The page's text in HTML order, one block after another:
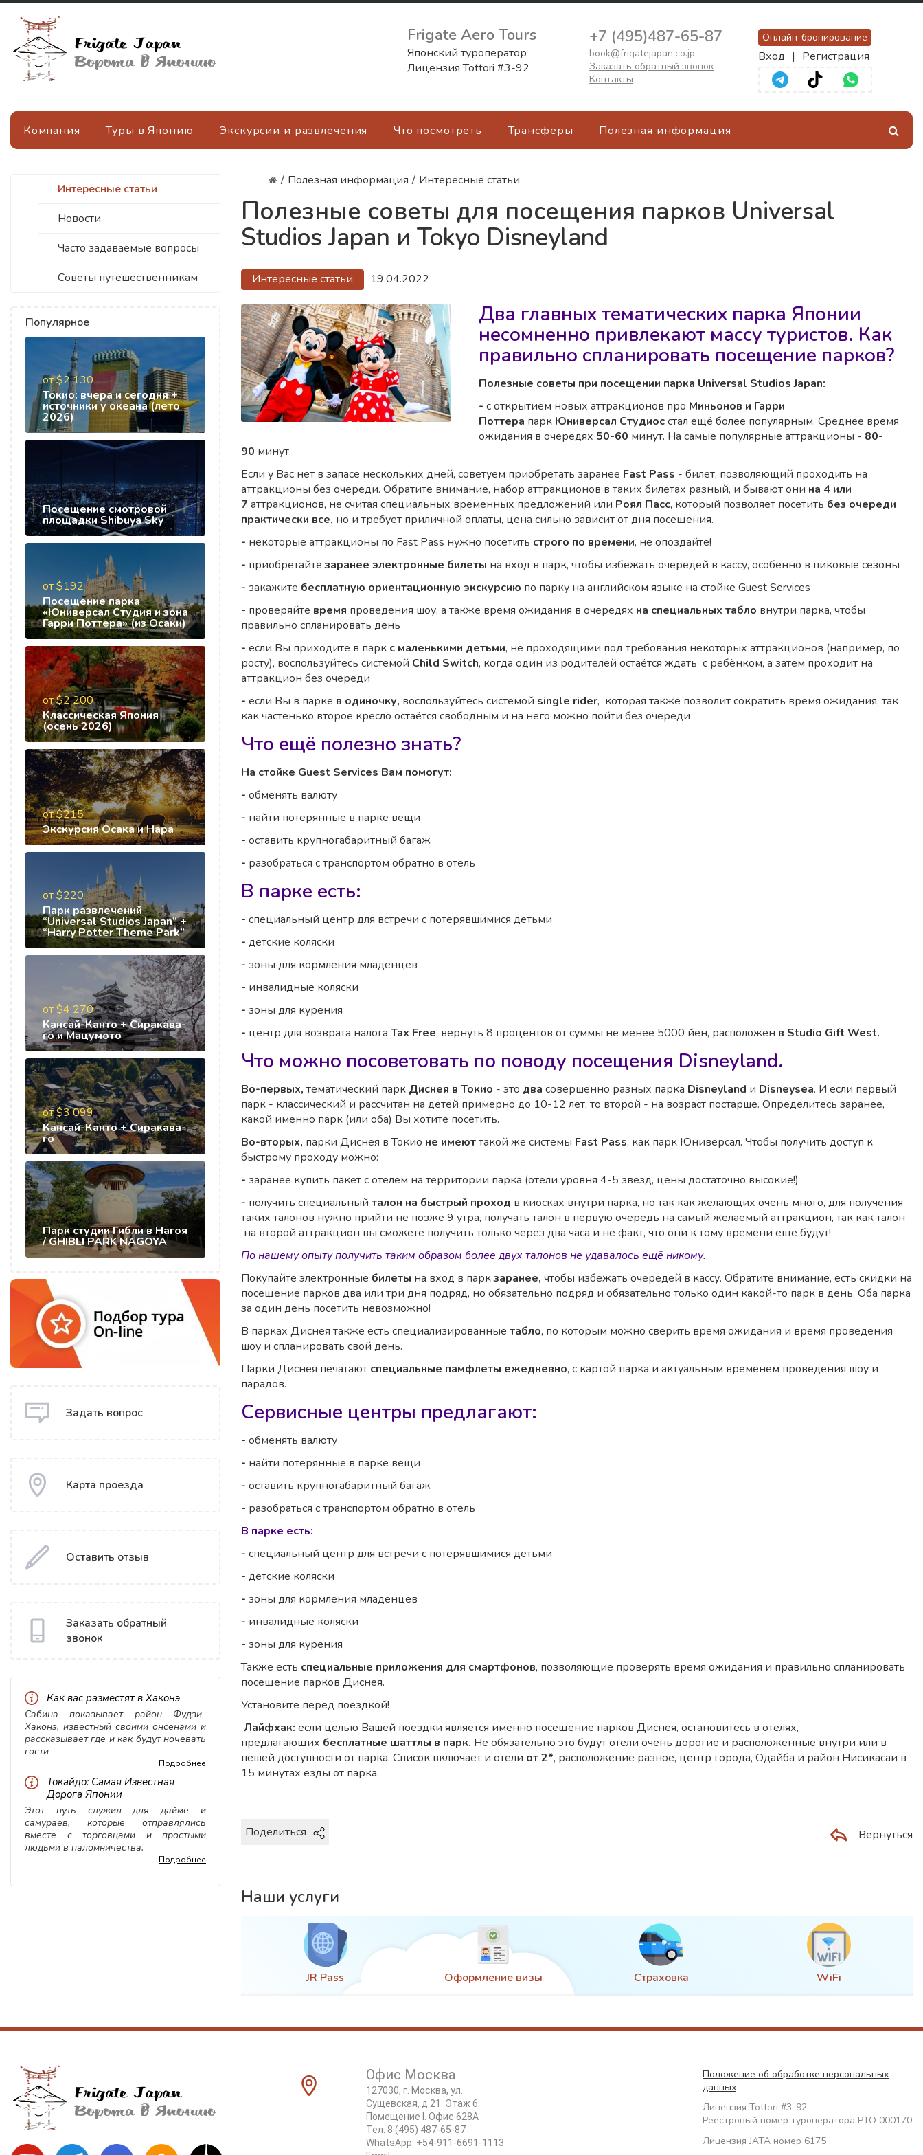
Frigate Aero Tours
Японский туроператор
Лицензия Tottori #3-92
+7 (495)487-65-87
book@frigatejapan.co.jp
Заказать обратный звонок
Контакты
Онлайн-бронирование
Вход | Регистрация
Компания Туры в Японию Экскурсии и развлечения Что посмотреть Трансферы Полезная информация
/ Полезная информация / Интересные статьи
Полезные советы для посещения парков Universal
Studios Japan и Tokyo Disneyland
Интересные статьи
Новости
Часто задаваемые вопросы
Советы путешественникам
Популярное
от $2 130
Токио: вчера и сегодня +
источники у океана (лето
2026)
Посещение смотровой
площадки Shibuya Sky
от $192
Посещение парка
«Юниверсал Студия и зона
Гарри Поттера» (из Осаки)
от $2 200
Классическая Япония
(осень 2026)
от $215
Экскурсия Осака и Нара
от $220
Парк развлечений
“Universal Studios Japan” +
“Harry Potter Theme Park”
от $4 270
Кансай-Канто + Сиракава-
го и Мацумото
от $3 099
Кансай-Канто + Сиракава-
го
Парк студии Гибли в Нагоя
/ GHIBLI PARK NAGOYA
Задать вопрос
Карта проезда
Оставить отзыв
Заказать обратный
звонок
Как вас разместят в Хаконэ
Сабина показывает район Фудзи-
Хаконэ, известный своими онсенами и
рассказывает где и как будут ночевать
гости
Подробнее
Токайдо: Самая Известная
Дорога Японии
Этот путь служил для даймё и
самураев, которые отправлялись
вместе с торговцами и простыми
людьми в паломничества.
Подробнее
Интересные статьи 19.04.2022
Два главных тематических парка Японии
несомненно привлекают массу туристов. Как
правильно спланировать посещение парков?
Полезные советы при посещении парка Universal Studios Japan:
- с открытием новых аттракционов про Миньонов и Гарри
Поттера парк Юниверсал Студиосстал ещё более популярным. Среднее время
ожидания в очередях 50-60 минут. На самые популярные аттракционы - 80-
90 минут.
Если у Вас нет в запасе нескольких дней, советуем приобретать заранее Fast Pass - билет, позволяющий проходить на
аттракционы без очереди. Обратите внимание, набор аттракционов в таких билетах разный, и бывают они на 4 или
7 аттракционов, не считая специальных временных предложений или Роял Пасс, который позволяет посетить без очереди
практически все, но и требует приличной оплаты, цена сильно зависит от дня посещения.
- некоторые аттракционы по Fast Pass нужно посетить строго по времени, не опоздайте!
- приобретайтезаранее электронные билеты на вход в парк, чтобы избежать очередей в кассу, особенно в пиковые сезоны
- закажите бесплатную ориентационную экскурсию по парку на английском языке на стойке Guest Services
- проверяйте время проведения шоу, а также время ожидания в очередях на специальных табло внутри парка, чтобы
правильно спланировать день
- если Вы приходите в парк с маленькими детьми, не проходящими под требования некоторых аттракционов (например, по
росту), воспользуйтесь системой Child Switch, когда один из родителей остаётся ждать с ребёнком, а затем проходит на
аттракцион без очереди
- если Вы в парке в одиночку, воспользуйтесь системой single rider, которая также позволит сократить время ожидания, так
как частенько второе кресло остаётся свободным и на него можно пойти без очереди
Что ещё полезно знать?
На стойке Guest Services Вам помогут:
- обменять валюту
- найти потерянные в парке вещи
- оставить крупногабаритный багаж
- разобраться с транспортом обратно в отель
В парке есть:
- специальный центр для встречи с потерявшимися детьми
- детские коляски
- зоны для кормления младенцев
- инвалидные коляски
- зоны для курения
- центр для возврата налога Tax Free, вернуть 8 процентов от суммы не менее 5000 йен, расположен в Studio Gift West.
Что можно посоветовать по поводу посещения Disneyland.
Во-первых, тематический парк Диснея в Токио - это два совершенно разных парка Disneyland и Disneysea. И если первый
парк - классический и рассчитан на детей примерно до 10-12 лет, то второй - на возраст постарше. Определитесь заранее,
какой именно парк (или оба) Вы хотите посетить.
Во-вторых, парки Диснея в Токио не имеюттакой же системы Fast Pass, как парк Юниверсал. Чтобы получить доступ к
быстрому проходу можно:
- заранее купить пакет с отелем на территории парка (отели уровня 4-5 звёзд, цены достаточно высокие!)
- получить специальный талон на быстрый проход в киосках внутри парка, но так как желающих очень много, для получения
таких талонов нужно прийти не позже 9 утра, получать талон в первую очередь на самый желаемый аттракцион, так как талон
на второй аттракцион вы сможете получить только через два часа и не факт, что они к тому времени ещё будут!
По нашему опыту получить таким образом более двух талонов не удавалось ещё никому.
Покупайте электронные билеты на вход в паркзаранее, чтобы избежать очередей в кассу. Обратите внимание, есть скидки на
посещение парков два или три дня подряд, но обязательно подряд и обязательно только один какой-то парк в день. Оба парка
за один день посетить невозможно!
В парках Диснея также есть специализированные табло, по которым можно сверить время ожидания и время проведения
шоу и спланировать свой день.
Парки Диснея печатают специальные памфлеты ежедневно, с картой парка и актуальным временем проведения шоу и
парадов.
Сервисные центры предлагают:
- обменять валюту
- найти потерянные в парке вещи
- оставить крупногабаритный багаж
- разобраться с транспортом обратно в отель
В парке есть:
- специальный центр для встречи с потерявшимися детьми
- детские коляски
- зоны для кормления младенцев
- инвалидные коляски
- зоны для курения
Также есть специальные приложения для смартфонов, позволяющие проверять время ожидания и правильно спланировать
посещение парков Диснея.
Установите перед поездкой!
Лайфхак: если целью Вашей поездки является именно посещение парков Диснея, остановитесь в отелях,
предлагающих бесплатные шаттлы в парк. Не обязательно это будут отели очень дорогие и расположенные внутри или в
пешей доступности от парка. Список включает и отели от 2*, расположение разное, центр города, Одайба и район Нисикасаи в
15 минутах езды от парка.
Поделиться Вернуться
Наши услуги
JR Pass Оформление визы Страховка WiFi
Офис Москва
127030, г. Москва, ул.
Сущевская, д 21. Этаж 6.
Помещение I. Офис 628А
Тел: 8 (495) 487-65-87
WhatsApp: +54-911-6691-1113
Положение об обработке персональных
данных
Лицензия Tottori #3-92
Реестровый номер туроператора РТО 000170
Лицензия JATA номер 6175